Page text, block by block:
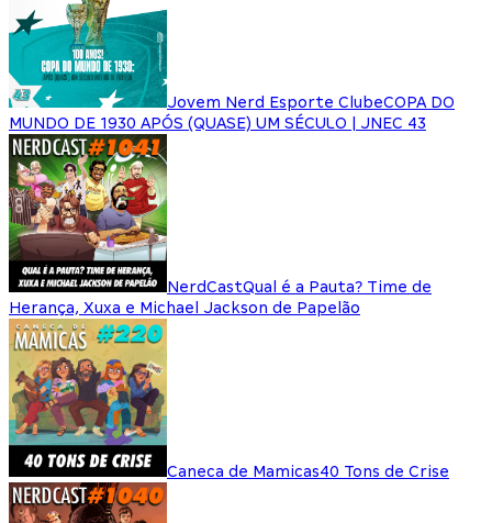
Jovem Nerd Esporte ClubeCOPA DO
MUNDO DE 1930 APÓS (QUASE) UM SÉCULO | JNEC 43
NerdCastQual é a Pauta? Time de
Herança, Xuxa e Michael Jackson de Papelão
Caneca de Mamicas40 Tons de Crise